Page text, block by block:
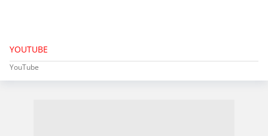
YOUTUBE
YouTube